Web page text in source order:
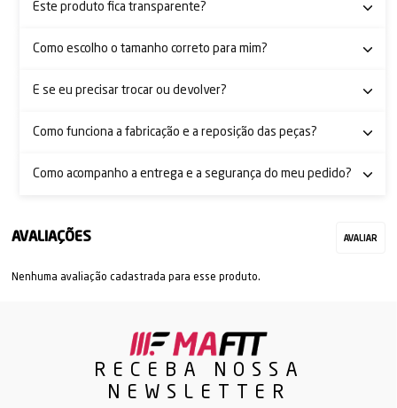
Este produto fica transparente?
Como escolho o tamanho correto para mim?
E se eu precisar trocar ou devolver?
Como funciona a fabricação e a reposição das peças?
Como acompanho a entrega e a segurança do meu pedido?
Nenhuma avaliação cadastrada para esse produto.
RECEBA NOSSA
NEWSLETTER